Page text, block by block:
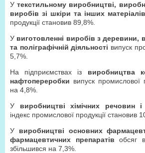
Утекстильному виробництві,
виробів зі шкіри та інших матеріалів
продукції становив 89,8%.
У виготовленні виробів з деревини,
та поліграфічній діяльності випуск
5,7%.
На підприємствах із виробництва
нафтопереробки випуск промислової
на 4,8%.
У виробництві хімічних речовин і
індекс промислової продукції становив
У виробництві основних
фармацевтичних препаратів обсяг
збільшився на 7,3%.